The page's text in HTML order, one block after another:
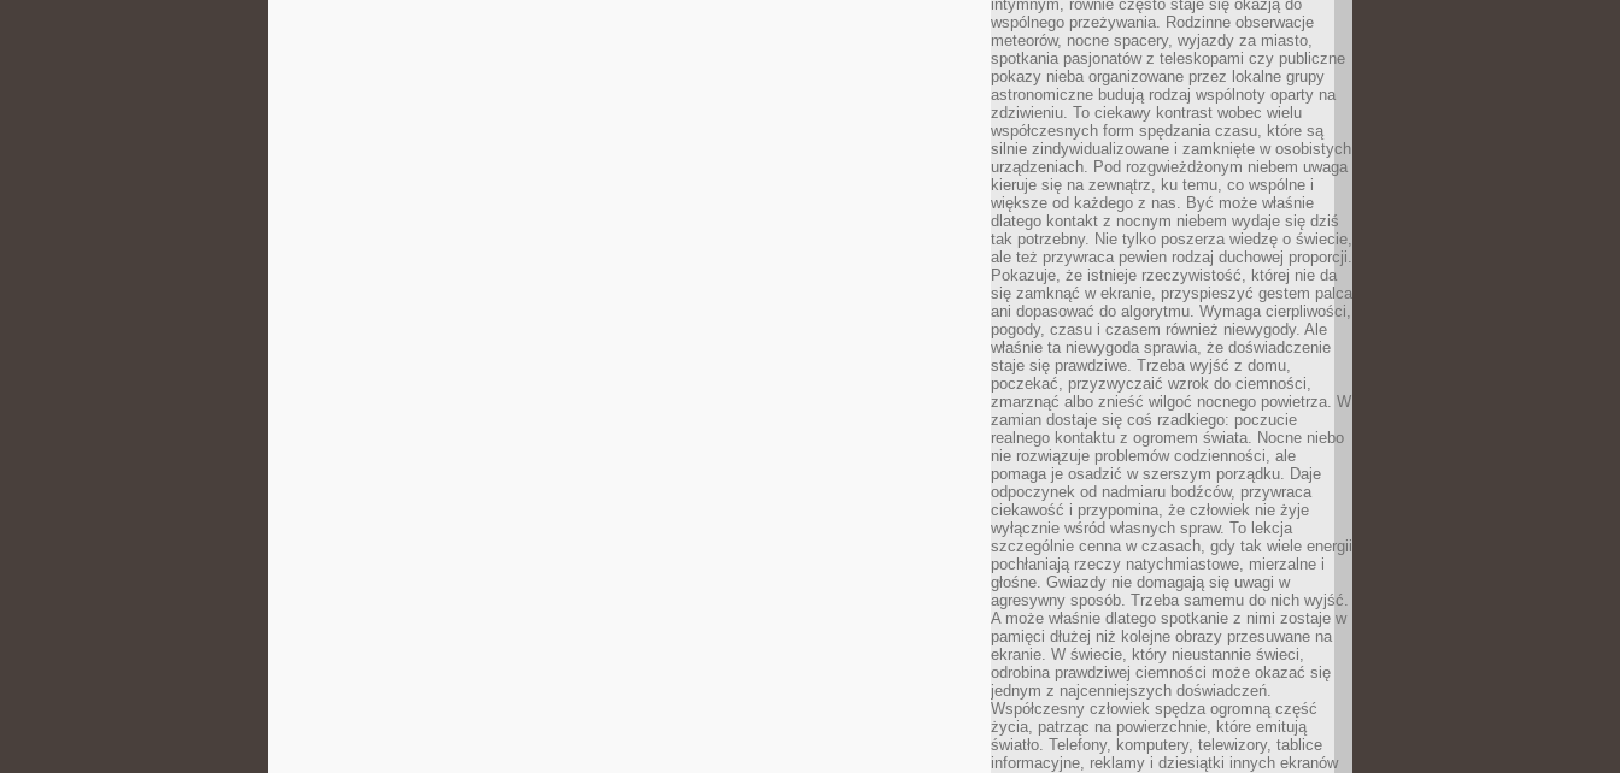
intymnym, równie często staje się okazją do
wspólnego przeżywania. Rodzinne obserwacje
meteorów, nocne spacery, wyjazdy za miasto,
spotkania pasjonatów z teleskopami czy publiczne
pokazy nieba organizowane przez lokalne grupy
astronomiczne budują rodzaj wspólnoty oparty na
zdziwieniu. To ciekawy kontrast wobec wielu
współczesnych form spędzania czasu, które są
silnie zindywidualizowane i zamknięte w osobistych
urządzeniach. Pod rozgwieżdżonym niebem uwaga
kieruje się na zewnątrz, ku temu, co wspólne i
większe od każdego z nas. Być może właśnie
dlatego kontakt z nocnym niebem wydaje się dziś
tak potrzebny. Nie tylko poszerza wiedzę o świecie,
ale też przywraca pewien rodzaj duchowej proporcji.
Pokazuje, że istnieje rzeczywistość, której nie da
się zamknąć w ekranie, przyspieszyć gestem palca
ani dopasować do algorytmu. Wymaga cierpliwości,
pogody, czasu i czasem również niewygody. Ale
właśnie ta niewygoda sprawia, że doświadczenie
staje się prawdziwe. Trzeba wyjść z domu,
poczekać, przyzwyczaić wzrok do ciemności,
zmarznąć albo znieść wilgoć nocnego powietrza. W
zamian dostaje się coś rzadkiego: poczucie
realnego kontaktu z ogromem świata. Nocne niebo
nie rozwiązuje problemów codzienności, ale
pomaga je osadzić w szerszym porządku. Daje
odpoczynek od nadmiaru bodźców, przywraca
ciekawość i przypomina, że człowiek nie żyje
wyłącznie wśród własnych spraw. To lekcja
szczególnie cenna w czasach, gdy tak wiele energii
pochłaniają rzeczy natychmiastowe, mierzalne i
głośne. Gwiazdy nie domagają się uwagi w
agresywny sposób. Trzeba samemu do nich wyjść.
A może właśnie dlatego spotkanie z nimi zostaje w
pamięci dłużej niż kolejne obrazy przesuwane na
ekranie. W świecie, który nieustannie świeci,
odrobina prawdziwej ciemności może okazać się
jednym z najcenniejszych doświadczeń.
Współczesny człowiek spędza ogromną część
życia, patrząc na powierzchnie, które emitują
światło. Telefony, komputery, telewizory, tablice
informacyjne, reklamy i dziesiątki innych ekranów